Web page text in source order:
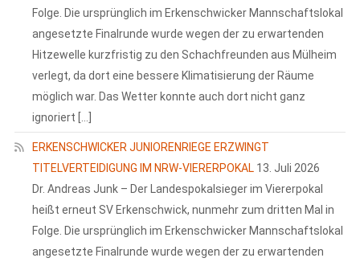
Folge. Die ursprünglich im Erkenschwicker Mannschaftslokal
angesetzte Finalrunde wurde wegen der zu erwartenden
Hitzewelle kurzfristig zu den Schachfreunden aus Mülheim
verlegt, da dort eine bessere Klimatisierung der Räume
möglich war. Das Wetter konnte auch dort nicht ganz
ignoriert […]
ERKENSCHWICKER JUNIORENRIEGE ERZWINGT
TITELVERTEIDIGUNG IM NRW-VIERERPOKAL 13. Juli 2026
Dr. Andreas Junk – Der Landespokalsieger im Viererpokal
heißt erneut SV Erkenschwick, nunmehr zum dritten Mal in
Folge. Die ursprünglich im Erkenschwicker Mannschaftslokal
angesetzte Finalrunde wurde wegen der zu erwartenden